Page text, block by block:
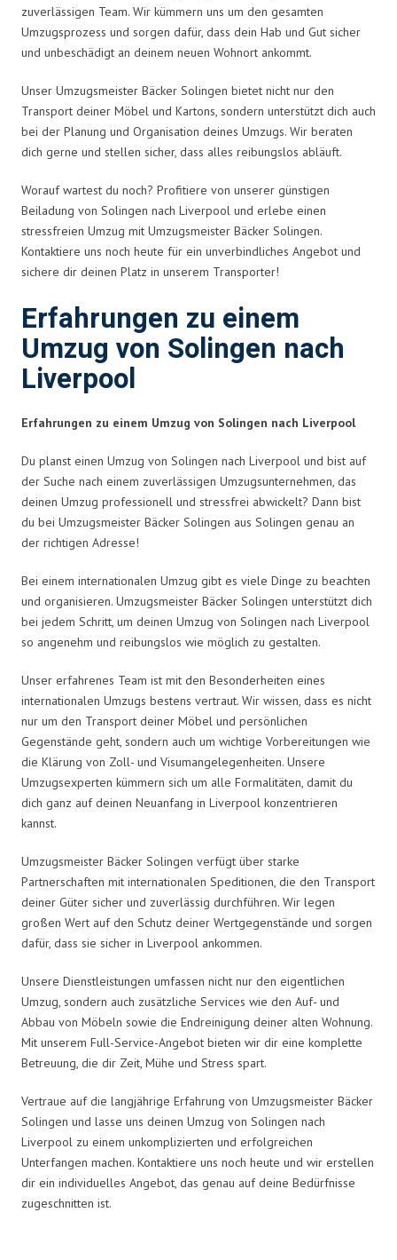
zuverlässigen Team. Wir kümmern uns um den gesamten
Umzugsprozess und sorgen dafür, dass dein Hab und Gut sicher
und unbeschädigt an deinem neuen Wohnort ankommt.
Unser Umzugsmeister Bäcker Solingen bietet nicht nur den
Transport deiner Möbel und Kartons, sondern unterstützt dich auch
bei der Planung und Organisation deines Umzugs. Wir beraten
dich gerne und stellen sicher, dass alles reibungslos abläuft.
Worauf wartest du noch? Profitiere von unserer günstigen
Beiladung von Solingen nach Liverpool und erlebe einen
stressfreien Umzug mit Umzugsmeister Bäcker Solingen.
Kontaktiere uns noch heute für ein unverbindliches Angebot und
sichere dir deinen Platz in unserem Transporter!
Erfahrungen zu einem
Umzug von Solingen nach
Liverpool
Erfahrungen zu einem Umzug von Solingen nach Liverpool
Du planst einen Umzug von Solingen nach Liverpool und bist auf
der Suche nach einem zuverlässigen Umzugsunternehmen, das
deinen Umzug professionell und stressfrei abwickelt? Dann bist
du bei Umzugsmeister Bäcker Solingen aus Solingen genau an
der richtigen Adresse!
Bei einem internationalen Umzug gibt es viele Dinge zu beachten
und organisieren. Umzugsmeister Bäcker Solingen unterstützt dich
bei jedem Schritt, um deinen Umzug von Solingen nach Liverpool
so angenehm und reibungslos wie möglich zu gestalten.
Unser erfahrenes Team ist mit den Besonderheiten eines
internationalen Umzugs bestens vertraut. Wir wissen, dass es nicht
nur um den Transport deiner Möbel und persönlichen
Gegenstände geht, sondern auch um wichtige Vorbereitungen wie
die Klärung von Zoll- und Visumangelegenheiten. Unsere
Umzugsexperten kümmern sich um alle Formalitäten, damit du
dich ganz auf deinen Neuanfang in Liverpool konzentrieren
kannst.
Umzugsmeister Bäcker Solingen verfügt über starke
Partnerschaften mit internationalen Speditionen, die den Transport
deiner Güter sicher und zuverlässig durchführen. Wir legen
großen Wert auf den Schutz deiner Wertgegenstände und sorgen
dafür, dass sie sicher in Liverpool ankommen.
Unsere Dienstleistungen umfassen nicht nur den eigentlichen
Umzug, sondern auch zusätzliche Services wie den Auf- und
Abbau von Möbeln sowie die Endreinigung deiner alten Wohnung.
Mit unserem Full-Service-Angebot bieten wir dir eine komplette
Betreuung, die dir Zeit, Mühe und Stress spart.
Vertraue auf die langjährige Erfahrung von Umzugsmeister Bäcker
Solingen und lasse uns deinen Umzug von Solingen nach
Liverpool zu einem unkomplizierten und erfolgreichen
Unterfangen machen. Kontaktiere uns noch heute und wir erstellen
dir ein individuelles Angebot, das genau auf deine Bedürfnisse
zugeschnitten ist.